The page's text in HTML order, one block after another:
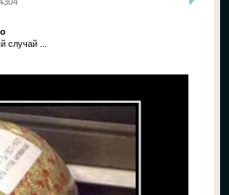
случай ...